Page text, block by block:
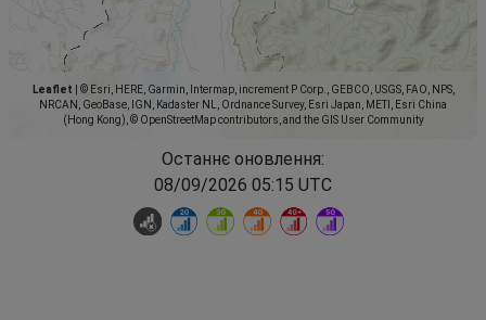
Leaflet
© Esri, HERE, Garmin, Intermap, increment P Corp., GEBCO, USGS, FAO, NPS,
NRCAN, GeoBase, IGN, Kadaster NL, Ordnance Survey, Esri Japan, METI, Esri China
(Hong Kong), © OpenStreetMap contributors, and the GIS User Community
Останнє оновлення:
08/09/2026 05:15 UTC